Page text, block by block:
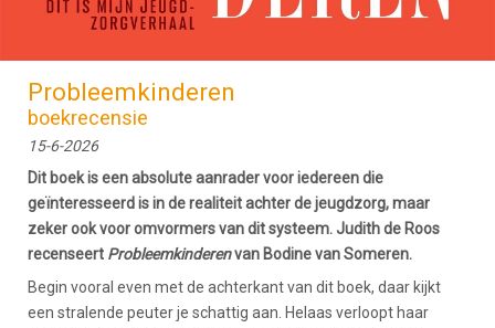
Probleemkinderen
boekrecensie
15-6-2026
Dit boek is een absolute aanrader voor iedereen die
geïnteresseerd is in de realiteit achter de jeugdzorg, maar
zeker ook voor omvormers van dit systeem. Judith de Roos
recenseert Probleemkinderenvan Bodine van Someren.
Begin vooral even met de achterkant van dit boek, daar kijkt
een stralende peuter je schattig aan. Helaas verloopt haar